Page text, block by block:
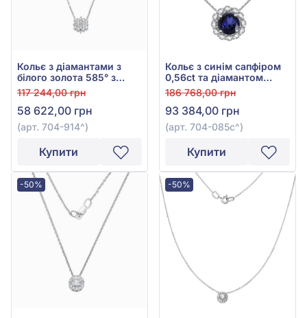
Кольє з діамантами з
білого золота 585° з
діамантом 0,2ct, арт.
704-914
117 244,00 грн
58 622,00 грн
(арт. 704-914^)
Купити
Кольє з синім сапфіром
0,56ct та діамантом
0,18ct із білого золота
585°, арт. 704-085с
186 768,00 грн
93 384,00 грн
(арт. 704-085с^)
Купити
-50% -50%